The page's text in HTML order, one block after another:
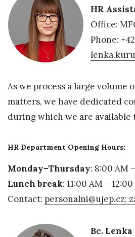
HR
Office:
Phone:
As we process a large volume
matters, we have dedicated
during which we are available
HR Department Opening Hours:
Monday–Thursday: 8:00 AM
Lunch break: 11:00 AM –
Contact: personalni@ujep.cz;
Bc.